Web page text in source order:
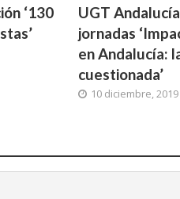
‘130
UGT
jornadas
en Andalucía:
cuestionada’
10 diciembre, 2019